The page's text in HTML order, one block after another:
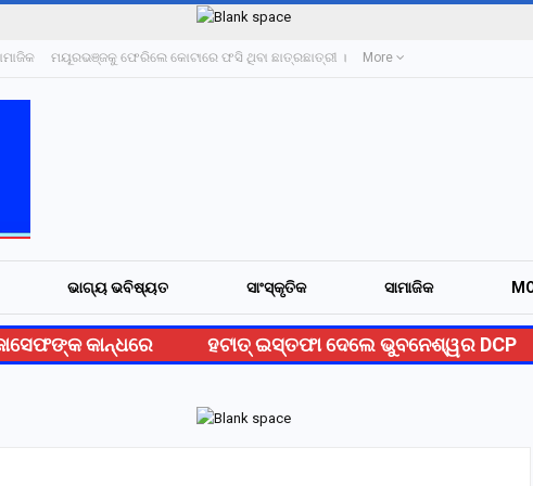
ମୟୂରଭଞ୍ଜକୁ ଫେରିଲେ କୋଟାରେ ଫସି ଥିବା ଛାତ୍ରଛାତ୍ରୀ । More
ଭାଗ୍ୟ ଭବିଷ୍ୟତ ସାଂସ୍କୃତିକ ସାମାଜିକ
କାନ୍ଧରେ ହଟାତ୍ ଇସ୍ତଫା ଦେଲେ ଭୁବନେଶ୍ୱର DCP